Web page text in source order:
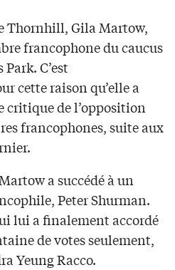
Thornhill, Gila Martow,
francophone du caucus
C’est
cette raison qu’elle a
critique de l’opposition
francophones, suite aux
a succédé à un
Peter Shurman.
lui a finalement accordé
de votes seulement,
Yeung Racco.